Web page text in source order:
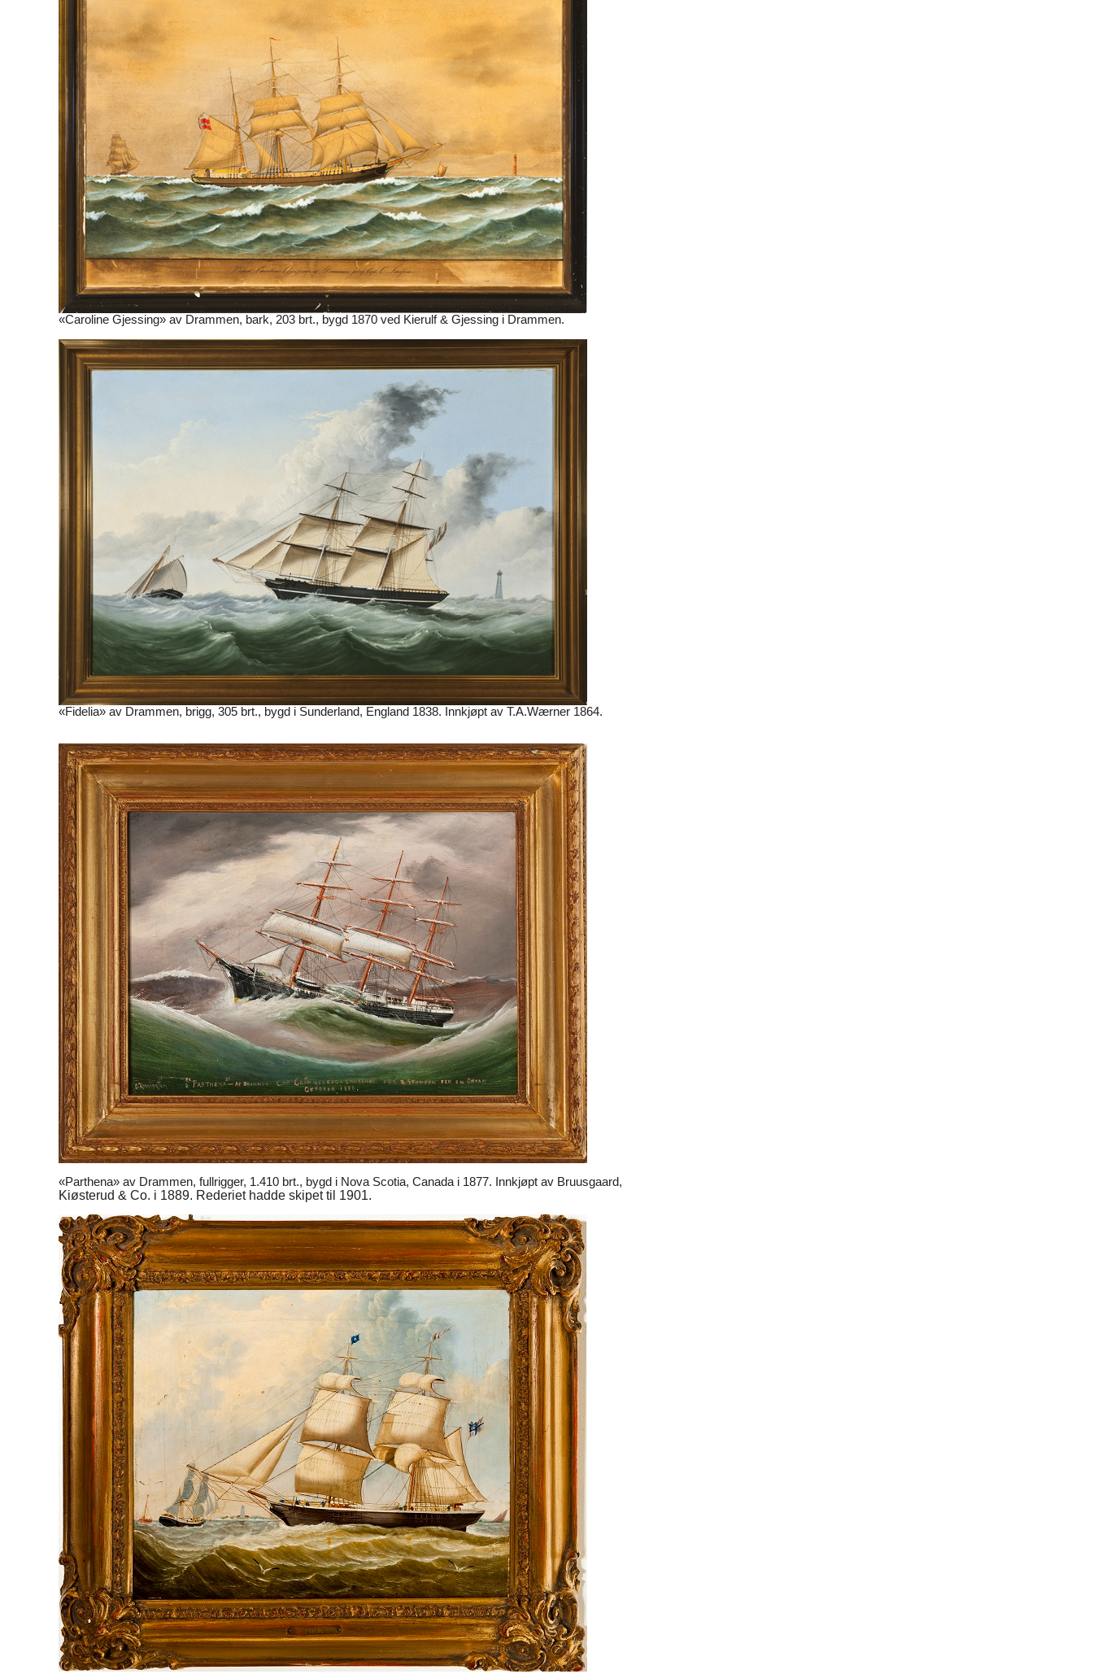
«Caroline Gjessing» av Drammen, bark, 203 brt., bygd 1870 ved Kierulf & Gjessing i Drammen.
«Fidelia» av Drammen, brigg, 305 brt., bygd i Sunderland, England 1838. Innkjøpt av T.A.Wærner 1864.
«Parthena» av Drammen, fullrigger, 1.410 brt., bygd i Nova Scotia, Canada i 1877. Innkjøpt av Bruusgaard,
Kiøsterud & Co. i 1889. Rederiet hadde skipet til 1901.